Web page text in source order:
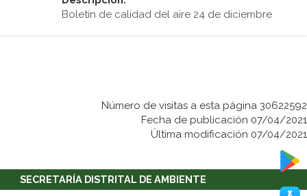
Boletín de calidad del aire 24 de diciembre
Número de visitas a esta página 30622592
Fecha de publicación 07/04/2021
Última modificación 07/04/2021
SECRETARÍA DISTRITAL DE AMBIENTE